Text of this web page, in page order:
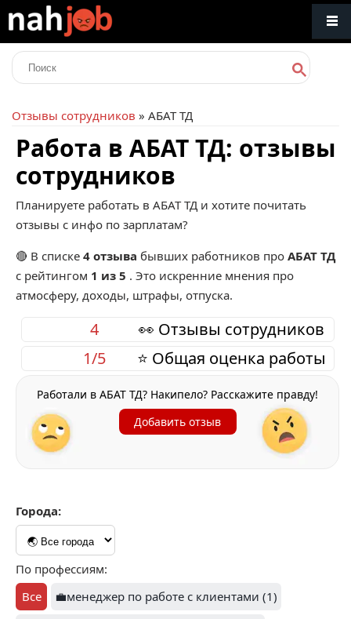
Отзывы сотрудников » АБАТ ТД
Работа в АБАТ ТД: отзывы
сотрудников
Планируете работать в АБАТ ТД и хотите почитать
отзывы с инфо по зарплатам?
🔴 В списке 4 отзыва бывших работников про АБАТ ТД
с рейтингом 1 из 5 . Это искренние мнения про
атмосферу, доходы, штрафы, отпуска.
👀 Отзывы сотрудников
4
⭐ Общая оценка работы
1/5
Работали в АБАТ ТД? Накипело? Расскажите правду!
Добавить отзыв
Города:
По профессиям:
Все
💼менеджер по работе с клиентами (1)